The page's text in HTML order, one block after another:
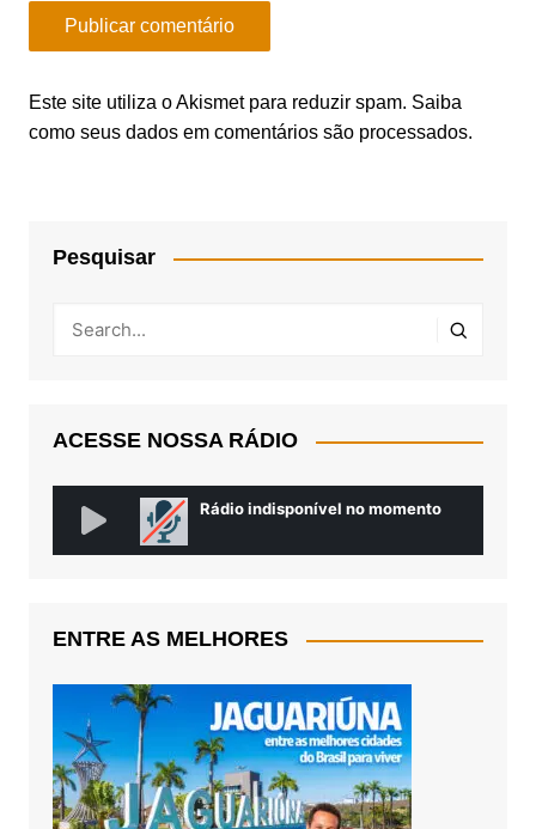
Este site utiliza o Akismet para reduzir spam. Saiba
como seus dados em comentários são processados.
Pesquisar
ACESSE NOSSA RÁDIO
ENTRE AS MELHORES